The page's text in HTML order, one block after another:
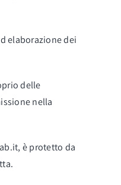
elaborazione dei
delle
nella
è protetto da